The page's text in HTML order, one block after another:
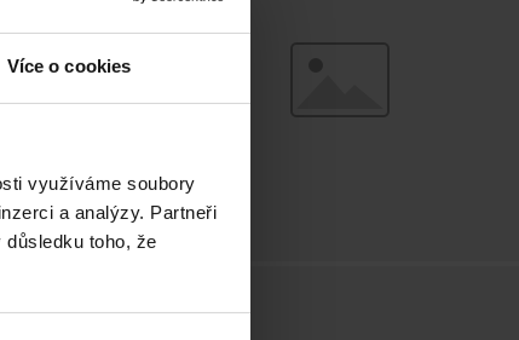
Více o cookies
využíváme soubory
a analýzy. Partneři
toho, že